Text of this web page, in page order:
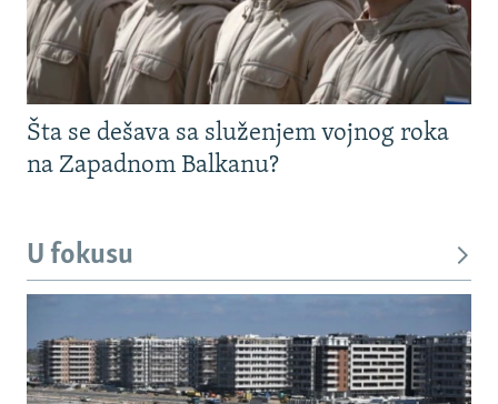
Šta se dešava sa služenjem vojnog roka
na Zapadnom Balkanu?
U fokusu